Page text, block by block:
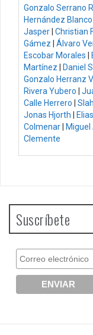
Gonzalo Serrano
Hernández Blanco
Jasper Christian
Gámez
Álvaro
Escobar Morales
Martínez
Daniel
Gonzalo Herranz
Rivera Yubero
Calle Herrero
Jonas Hjorth
Colmenar
Miguel
Clemente
Suscríbete